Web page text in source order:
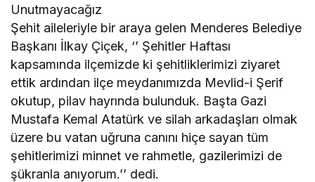
Unutmayacağız
Şehit aileleriyle bir araya gelen Menderes Belediye
Başkanı İlkay Çiçek, ‘’ Şehitler Haftası
kapsamında ilçemizde ki şehitliklerimizi ziyaret
ettik ardından ilçe meydanımızda Mevlid-i Şerif
okutup, pilav hayrında bulunduk. Başta Gazi
Mustafa Kemal Atatürk ve silah arkadaşları olmak
üzere bu vatan uğruna canını hiçe sayan tüm
şehitlerimizi minnet ve rahmetle, gazilerimizi de
şükranla anıyorum.’’ dedi.